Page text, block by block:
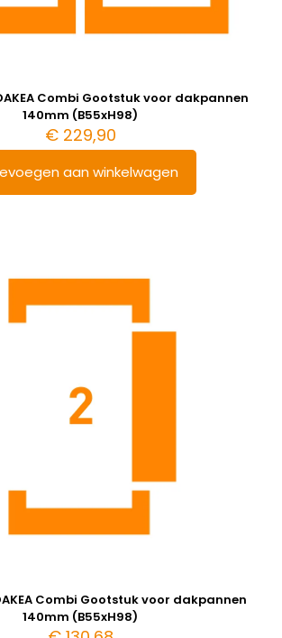
Combi Gootstuk voor dakpannen
140mm (B55xH98)
€229,90
aan winkelwagen
Combi Gootstuk voor dakpannen
140mm (B55xH98)